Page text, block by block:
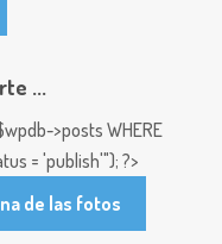
...
>posts WHERE
= 'publish'"); ?>
de las fotos